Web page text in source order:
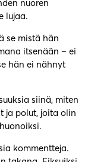
nuoren
lujaa.
se mistä hän
itsenään – ei
hän ei nähnyt
siinä, miten
ja polut, joita olin
kommentteja.